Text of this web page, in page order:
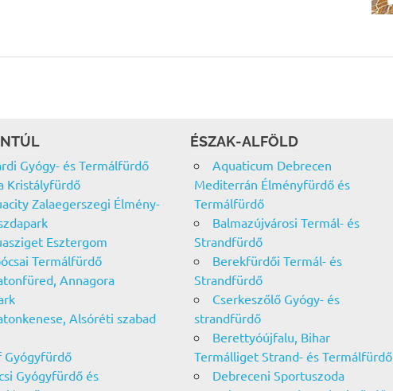
Gyógy- és Termálfürdő
Kristályfürdő
Zalaegerszegi Élmény-
Esztergom
Termálfürdő
Annagora
Alsóréti szabad
Gyógyfürdő
Gyógyfürdő és
ÉSZAK-ALFÖLD
Aquaticum Debrecen
Mediterrán Élményfürdő és
Termálfürdő
Balmazújvárosi Termál- és
Strandfürdő
Berekfürdői Termál- és
Strandfürdő
Cserkeszőlő Gyógy- és
strandfürdő
Berettyóújfalu, Bihar
Termálliget Strand- és Termálfürdő
Debreceni Sportuszoda